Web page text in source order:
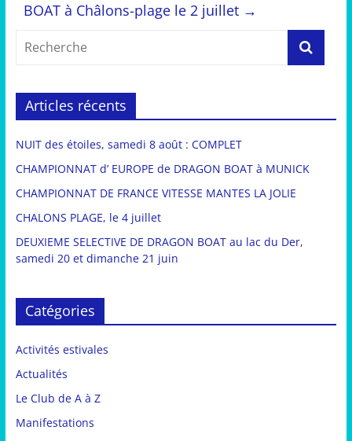
BOAT à Châlons-plage le 2 juillet →
Articles récents
NUIT des étoiles, samedi 8 août : COMPLET
CHAMPIONNAT d’ EUROPE de DRAGON BOAT à MUNICK
CHAMPIONNAT DE FRANCE VITESSE MANTES LA JOLIE
CHALONS PLAGE, le 4 juillet
DEUXIEME SELECTIVE DE DRAGON BOAT au lac du Der,
samedi 20 et dimanche 21 juin
Catégories
Activités estivales
Actualités
Le Club de A à Z
Manifestations